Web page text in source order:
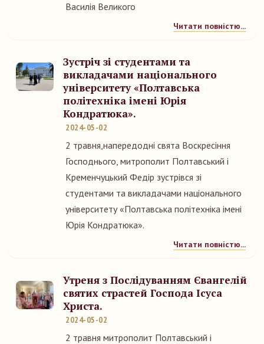
Василія Великого
Читати повністю...
Зустріч зі студентами та
викладачами національного
університету «Полтавська
політехніка імені Юрія
Кондратюка».
2024-05-02
2 травня,напередодні свята Воскресіння
Господнього, митрополит Полтавський і
Кременчуцький Федір зустрівся зі
студентами та викладачами національного
університету «Полтавська політехніка імені
Юрія Кондратюка».
Читати повністю...
Утреня з Послідуванням Євангелій
святих страстей Господа Ісуса
Христа.
2024-05-02
2 травня митрополит Полтавський і